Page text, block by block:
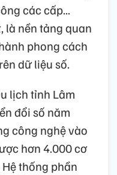
các cấp...
là nền tảng quan
phong cách
dữ liệu số.
lịch tỉnh Lâm
đổi số năm
công nghệ vào
hơn 4.000 cơ
thống phần